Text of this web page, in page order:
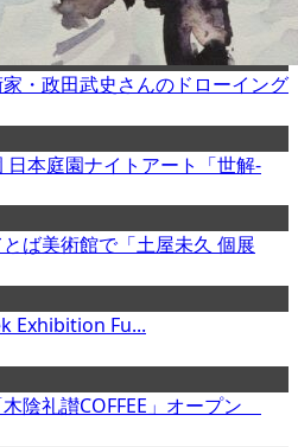
・政田武史さんのドローイング
日本庭園ナイトアート「世解-
ば美術館で「土屋未久 個展
Exhibition Fu...
陰礼讃COFFEE」オープン